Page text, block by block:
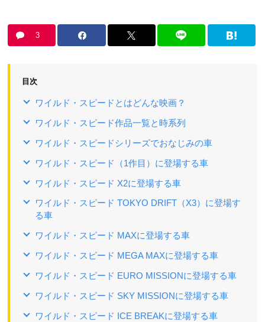
3
目次
ワイルド・スピードとはどんな映画？
ワイルド・スピード作品一覧と時系列
ワイルド・スピードシリーズでおなじみの車
ワイルド・スピード（1作目）に登場する車
ワイルド・スピード X2に登場する車
ワイルド・スピード TOKYO DRIFT（X3）に登場す
る車
ワイルド・スピード MAXに登場する車
ワイルド・スピード MEGA MAXに登場する車
ワイルド・スピード EURO MISSIONに登場する車
ワイルド・スピード SKY MISSIONに登場する車
ワイルド・スピード ICE BREAKに登場する車